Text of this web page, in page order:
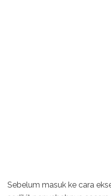
Sebelum masuk ke cara